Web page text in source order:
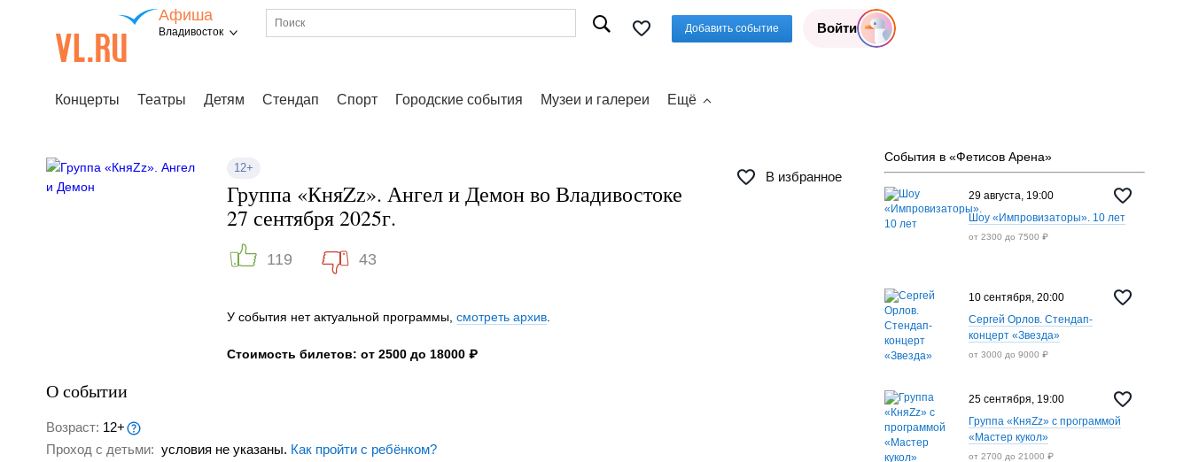
Афиша
Владивосток Добавить событие Войти
Концерты Театры Детям Стендап Спорт Городские события Музеи и галереи Ещё
12+
В избранное
Группа «КняZz». Ангел и Демон во Владивостоке
27 сентября 2025г.
119 43
У события нет актуальной программы, смотреть архив
Стоимость билетов: от 2500 до 18000 ₽
О событии
Возраст: 12+
Проход с детьми: условия не указаны. Как пройти с ребёнком?
События в «Фетисов Арена»
29 августа, 19:00
Шоу «Импровизаторы». 10 лет
от 2300 до 7500 ₽
10 сентября, 20:00
Сергей Орлов. Стендап-
концерт «Звезда»
от 3000 до 9000 ₽
25 сентября, 19:00
Группа «КняZz» с программой
«Мастер кукол»
от 2700 до 21000 ₽